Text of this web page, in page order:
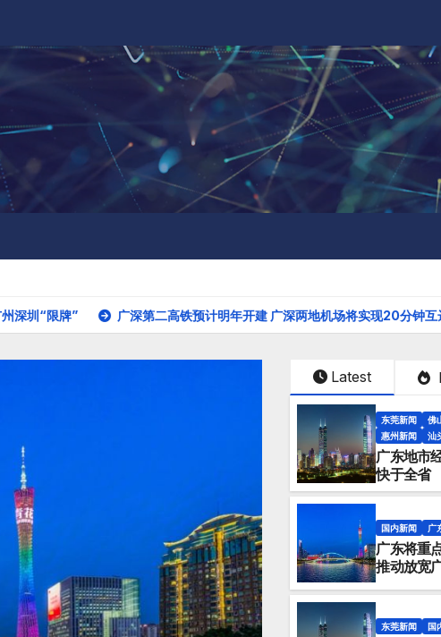
广深第二高铁预计明年开建 广深两地机场将实现20分钟互达 今年
Latest
东莞新闻 佛
惠州新闻
汕
广东地市
快于全省
国内新闻 广
广东将重
推动放宽
东莞新闻 国